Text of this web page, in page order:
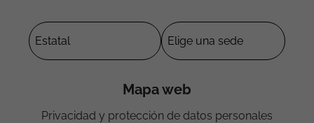
Mapa web
Privacidad y protección de datos personales